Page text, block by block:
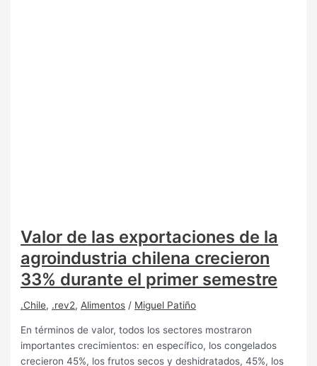
Valor de las exportaciones de la
agroindustria chilena crecieron
33% durante el primer semestre
.Chile, .rev2,Alimentos / Miguel Patiño
En términos de valor, todos los sectores mostraron
importantes crecimientos: en específico, los congelados
crecieron 45%, los frutos secos y deshidratados, 45%, los